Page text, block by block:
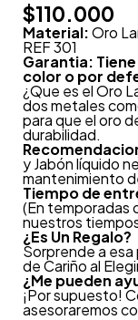
$110.000
Material:Oro
REF 301
Garantia:
color o por
¿Que es el Oro
dos metales
para que el oro
durabilidad.
y Jabón líquido
mantenimiento
Tiempo de
(En temporadas
nuestros
¿Es Un Regalo?
Sorprende a
de Cariño al
¿Me pueden
¡Por supuesto!
asesoraremos